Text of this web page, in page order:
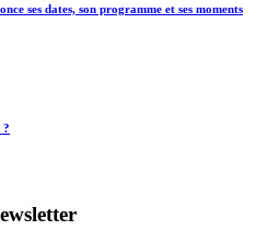
ses dates, son programme et ses moments
?